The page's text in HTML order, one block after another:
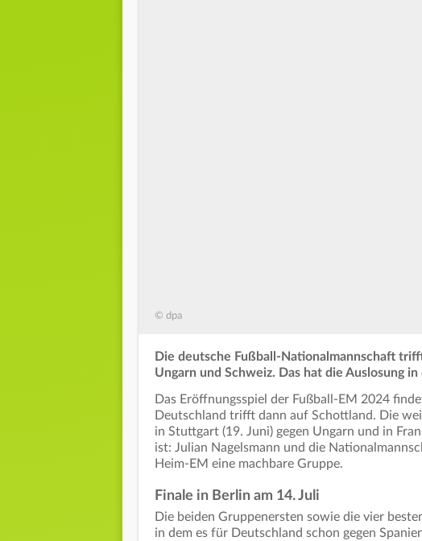
© dpa
Die deutsche Fußball-Nationalmannschaft
Ungarn und Schweiz. Das hat die Auslosung
Das Eröffnungsspiel der Fußball-EM 2024
Deutschland trifft dann auf Schottland. Die
in Stuttgart (19. Juni) gegen Ungarn und in
ist: Julian Nagelsmann und die
Heim-EM eine machbare Gruppe.
Finale in Berlin am 14. Juli
Die beiden Gruppenersten sowie die vier
in dem es für Deutschland schon gegen